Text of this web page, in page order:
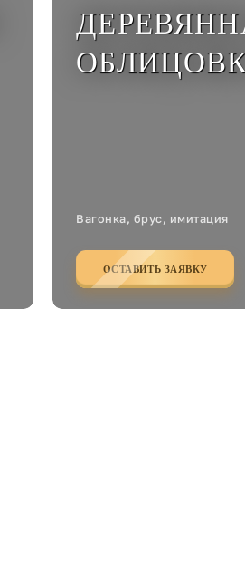
Вагонка, брус, имитация
ОСТАВИТЬ ЗАЯВКУ